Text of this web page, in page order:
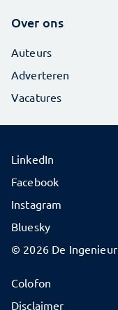
Over ons
Auteurs
Adverteren
Vacatures
© 2026 De Ingenieur
Colofon
Disclaimer
LinkedIn
Facebook
Instagram
Bluesky